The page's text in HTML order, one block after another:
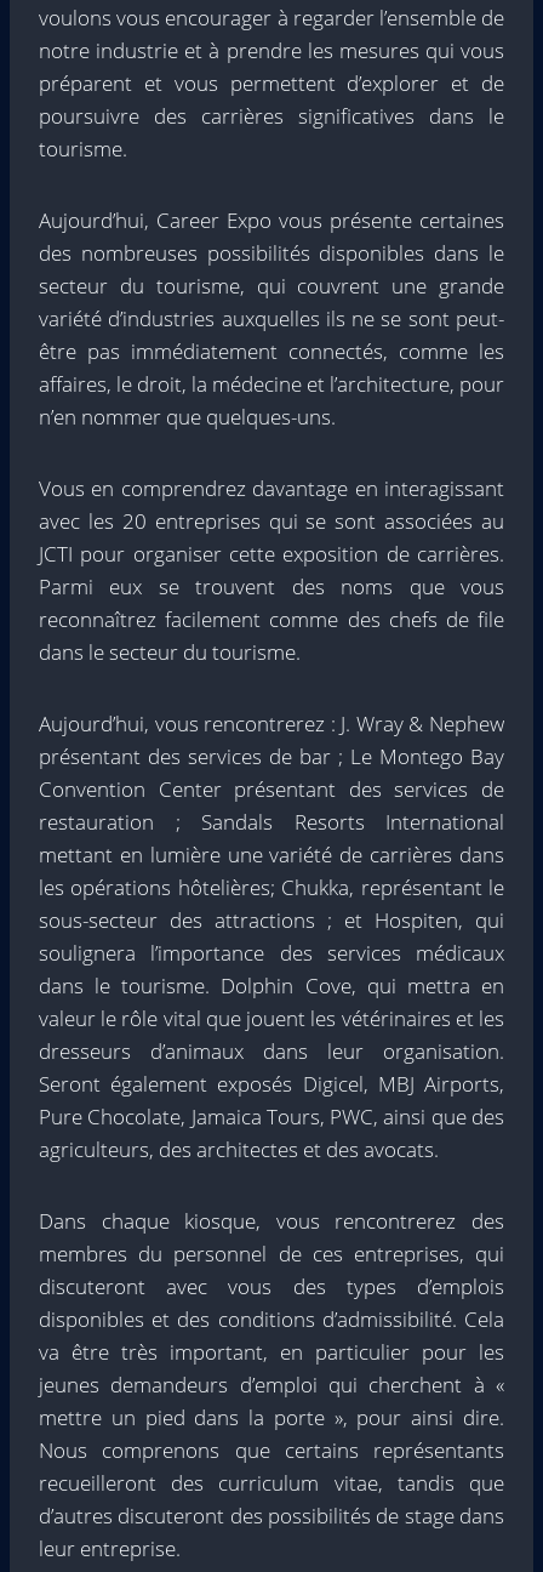
voulons vous encourager à regarder l’ensemble de
notre industrie et à prendre les mesures qui vous
préparent et vous permettent d’explorer et de
poursuivre des carrières significatives dans le
tourisme.
Aujourd’hui, Career Expo vous présente certaines
des nombreuses possibilités disponibles dans le
secteur du tourisme, qui couvrent une grande
variété d’industries auxquelles ils ne se sont peut-
être pas immédiatement connectés, comme les
affaires, le droit, la médecine et l’architecture, pour
n’en nommer que quelques-uns.
Vous en comprendrez davantage en interagissant
avec les 20 entreprises qui se sont associées au
JCTI pour organiser cette exposition de carrières.
Parmi eux se trouvent des noms que vous
reconnaîtrez facilement comme des chefs de file
dans le secteur du tourisme.
Aujourd’hui, vous rencontrerez : J. Wray & Nephew
présentant des services de bar ; Le Montego Bay
Convention Center présentant des services de
restauration ; Sandals Resorts International
mettant en lumière une variété de carrières dans
les opérations hôtelières; Chukka, représentant le
sous-secteur des attractions ; et Hospiten, qui
soulignera l’importance des services médicaux
dans le tourisme. Dolphin Cove, qui mettra en
valeur le rôle vital que jouent les vétérinaires et les
dresseurs d’animaux dans leur organisation.
Seront également exposés Digicel, MBJ Airports,
Pure Chocolate, Jamaica Tours, PWC, ainsi que des
agriculteurs, des architectes et des avocats.
Dans chaque kiosque, vous rencontrerez des
membres du personnel de ces entreprises, qui
discuteront avec vous des types d’emplois
disponibles et des conditions d’admissibilité. Cela
va être très important, en particulier pour les
jeunes demandeurs d’emploi qui cherchent à «
mettre un pied dans la porte », pour ainsi dire.
Nous comprenons que certains représentants
recueilleront des curriculum vitae, tandis que
d’autres discuteront des possibilités de stage dans
leur entreprise.